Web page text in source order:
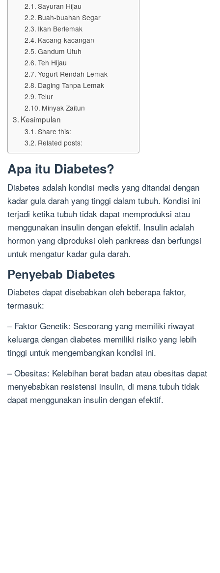
Sayuran Hijau
Buah-buahan Segar
Ikan Berlemak
Kacang-kacangan
Gandum Utuh
Teh Hijau
Yogurt Rendah Lemak
Daging Tanpa Lemak
Telur
Minyak Zaitun
Kesimpulan
Share this:
Related posts:
Apa itu Diabetes?
Diabetes adalah kondisi medis yang ditandai dengan
kadar gula darah yang tinggi dalam tubuh. Kondisi ini
terjadi ketika tubuh tidak dapat memproduksi atau
menggunakan insulin dengan efektif. Insulin adalah
hormon yang diproduksi oleh pankreas dan berfungsi
untuk mengatur kadar gula darah.
Penyebab Diabetes
Diabetes dapat disebabkan oleh beberapa faktor,
termasuk:
– Faktor Genetik: Seseorang yang memiliki riwayat
keluarga dengan diabetes memiliki risiko yang lebih
tinggi untuk mengembangkan kondisi ini.
– Obesitas: Kelebihan berat badan atau obesitas dapat
menyebabkan resistensi insulin, di mana tubuh tidak
dapat menggunakan insulin dengan efektif.